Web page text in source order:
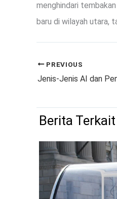
menghindari
baru di wilayah utara,
PREVIOUS
Berita Terkait